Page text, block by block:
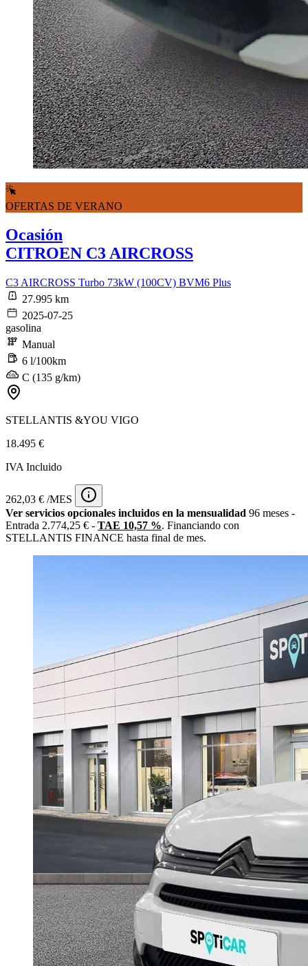
OFERTAS DE VERANO
Ocasión
CITROEN C3 AIRCROSS
C3 AIRCROSS Turbo 73kW (100CV) BVM6 Plus
27.995 km
2025-07-25
gasolina
Manual
6 l/100km
C (135 g/km)
STELLANTIS &YOU VIGO
18.495 €
IVA Incluido
262,03 € /MES
Ver servicios opcionales incluidos en la mensualidad 96 meses -
Entrada 2.774,25 € - TAE 10,57 %. Financiando con
STELLANTIS FINANCE hasta final de mes.